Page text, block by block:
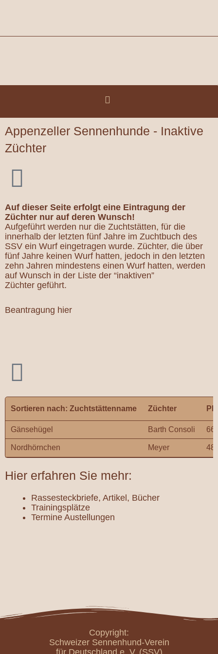
Appenzeller Sennenhunde - Inaktive
Züchter
Auf dieser Seite erfolgt eine Eintragung der
Züchter nur auf deren Wunsch!
Aufgeführt werden nur die Zuchtstätten, für die
innerhalb der letzten fünf Jahre im Zuchtbuch des
SSV ein Wurf eingetragen wurde. Züchter, die über
fünf Jahre keinen Wurf hatten, jedoch in den letzten
zehn Jahren mindestens einen Wurf hatten, werden
auf Wunsch in der Liste der “inaktiven”
Züchter geführt.
Beantragung hier
Sortieren nach: Zuchtstättenname Züchter
Gänsehügel Barth Consoli
Nordhörnchen Meyer
Hier erfahren Sie mehr:
Rassesteckbriefe, Artikel, Bücher
Trainingsplätze
Termine Austellungen
Copyright:
Schweizer Sennenhund-Verein
für Deutschland e. V. (SSV)